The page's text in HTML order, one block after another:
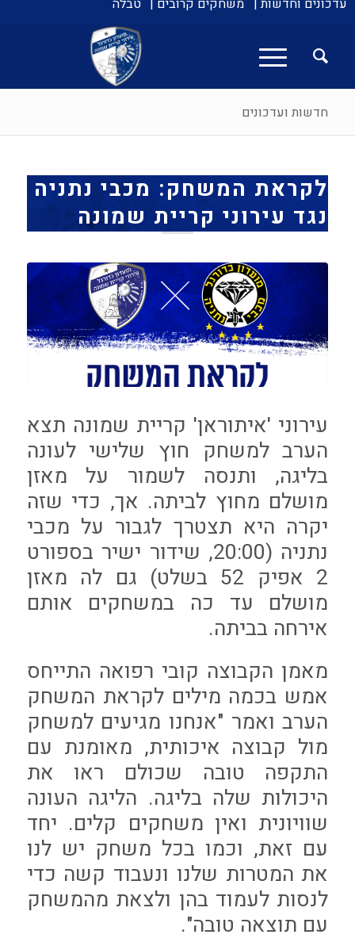
עדכונים וחדשות | משחקים קרובים | טבלה
חדשות ועדכונים
לקראת המשחק: מכבי נתניה
נגד עירוני קריית שמונה
עירוני 'איתוראן' קריית שמונה תצא
הערב למשחק חוץ שלישי לעונה
בליגה, ותנסה לשמור על מאזן
מושלם מחוץ לביתה. אך, כדי שזה
יקרה היא תצטרך לגבור על מכבי
נתניה (20:00, שידור ישיר בספורט
2 אפיק 52 בשלט) גם לה מאזן
מושלם עד כה במשחקים אותם
אירחה בביתה.
מאמן הקבוצה קובי רפואה התייחס
אמש בכמה מילים לקראת המשחק
הערב ואמר "אנחנו מגיעים למשחק
מול קבוצה איכותית, מאומנת עם
התקפה טובה שכולם ראו את
היכולות שלה בליגה. הליגה העונה
שוויונית ואין משחקים קלים. יחד
עם זאת, וכמו בכל משחק יש לנו
את המטרות שלנו ונעבוד קשה כדי
לנסות לעמוד בהן ולצאת מהמשחק
עם תוצאה טובה".